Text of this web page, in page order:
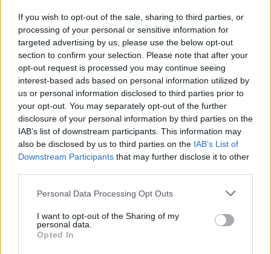
If you wish to opt-out of the sale, sharing to third parties, or
processing of your personal or sensitive information for
targeted advertising by us, please use the below opt-out
section to confirm your selection. Please note that after your
opt-out request is processed you may continue seeing
interest-based ads based on personal information utilized by
us or personal information disclosed to third parties prior to
your opt-out. You may separately opt-out of the further
disclosure of your personal information by third parties on the
IAB’s list of downstream participants. This information may
also be disclosed by us to third parties on the IAB’s List of
Downstream Participants that may further disclose it to other
Please note that this website/app uses one or more Google
not limited to your visit or usage behaviour. You may click to
grant or deny consent to Google and its third-party tags to
use your data for below specified purposes in below Google
Personal Data Processing Opt Outs
I want to opt-out of the Sharing of my
personal data.
Opted In
között üdvözölheti.
Kirakat Hotel Silvanus visegrad
MAGYAR ÉPÍTŐK